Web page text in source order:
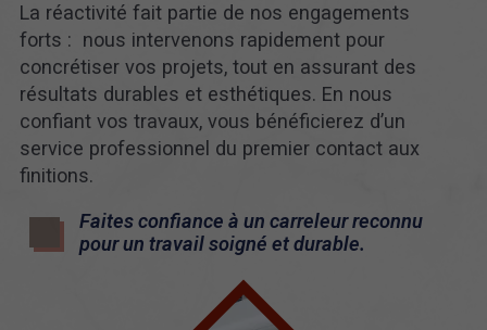
La réactivité fait partie de nos engagements
forts : nous intervenons rapidement pour
concrétiser vos projets, tout en assurant des
résultats durables et esthétiques. En nous
confiant vos travaux, vous bénéficierez d’un
service professionnel du premier contact aux
finitions.
Faites confiance à un carreleur reconnu
pour un travail soigné et durable.